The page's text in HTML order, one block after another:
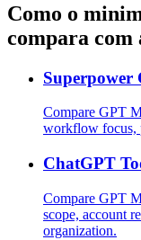
Como o
compara com
Superpower
Compare GPT
workflow focus,
ChatGPT
Compare GPT
scope, account
organization.